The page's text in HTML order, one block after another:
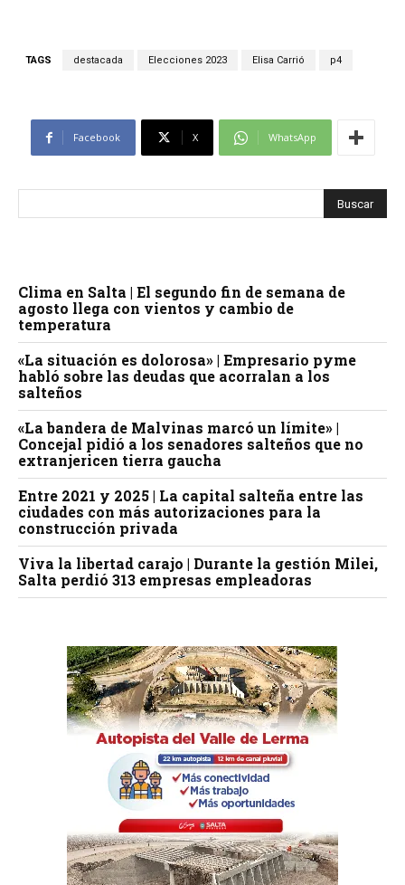
TAGS destacada Elecciones 2023 Elisa Carrió p4
Facebook X WhatsApp
Clima en Salta | El segundo fin de semana de
agosto llega con vientos y cambio de
temperatura
«La situación es dolorosa» | Empresario pyme
habló sobre las deudas que acorralan a los
salteños
«La bandera de Malvinas marcó un límite» |
Concejal pidió a los senadores salteños que no
extranjericen tierra gaucha
Entre 2021 y 2025 | La capital salteña entre las
ciudades con más autorizaciones para la
construcción privada
Viva la libertad carajo | Durante la gestión Milei,
Salta perdió 313 empresas empleadoras